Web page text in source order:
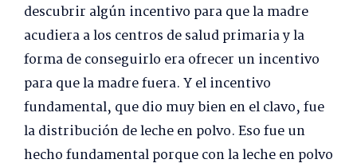
descubrir algún incentivo para que la madre
acudiera a los centros de salud primaria y la
forma de conseguirlo era ofrecer un incentivo
para que la madre fuera. Y el incentivo
fundamental, que dio muy bien en el clavo, fue
la distribución de leche en polvo. Eso fue un
hecho fundamental porque con la leche en polvo